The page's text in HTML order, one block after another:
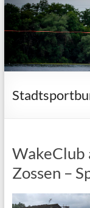
WakeClub
Zossen –